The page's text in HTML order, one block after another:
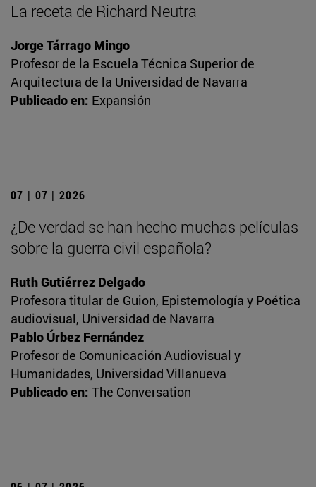
La receta de Richard Neutra
Jorge Tárrago Mingo
Profesor de la Escuela Técnica Superior de
Arquitectura de la Universidad de Navarra
Publicado en: Expansión
07 | 07 | 2026
¿De verdad se han hecho muchas películas
sobre la guerra civil española?
Ruth Gutiérrez Delgado
Profesora titular de Guion, Epistemología y Poética
audiovisual, Universidad de Navarra
Pablo Úrbez Fernández
Profesor de Comunicación Audiovisual y
Humanidades, Universidad Villanueva
Publicado en: The Conversation